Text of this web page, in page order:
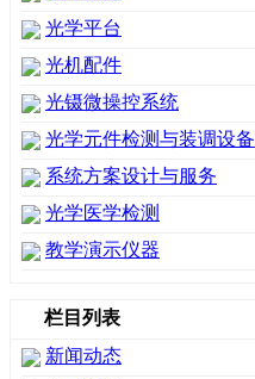
光学平台
光机配件
光镊微操控系统
光学元件检测与装调设备
系统方案设计与服务
光学医学检测
教学演示仪器
栏目列表
新闻动态